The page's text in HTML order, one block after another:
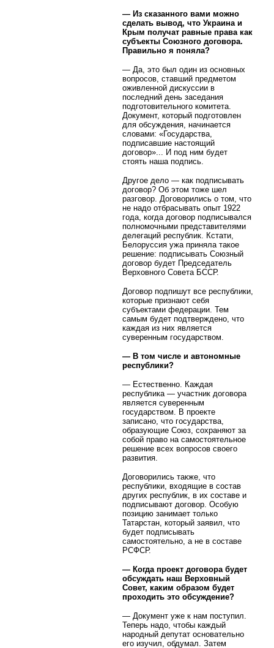
— Из сказанного вами можно
сделать вывод, что Украина и
Крым получат равные права как
субъекты Союзного договора.
Правильно я поняла?
— Да, это был один из основных
вопросов, ставший предметом
оживленной дискуссии в
последний день заседания
подготовительного комитета.
Документ, который подготовлен
для обсуждения, начинается
словами: «Государства,
подписавшие настоящий
договор»... И под ним будет
стоять наша подпись.
Другое дело — как подписывать
договор? Об этом тоже шел
разговор. Договорились о том, что
не надо отбрасывать опыт 1922
года, когда договор подписывался
полномочными представителями
делегаций республик. Кстати,
Белоруссия ужа приняла такое
решение: подписывать Союзный
договор будет Председатель
Верховного Совета БССР.
Договор подпишут все республики,
которые признают себя
субъектами федерации. Тем
самым будет подтверждено, что
каждая из них является
суверенным государством.
— В том числе и автономные
республики?
— Естественно. Каждая
республика — участник договора
является суверенным
государством. В проекте
записано, что государства,
образующие Союз, сохраняют за
собой право на самостоятельное
решение всех вопросов своего
развития.
Договорились также, что
республики, входящие в состав
других республик, в их составе и
подписывают договор. Особую
позицию занимает только
Татарстан, который заявил, что
будет подписывать
самостоятельно, а не в составе
РСФСР.
— Когда проект договора будет
обсуждать наш Верховный
Совет, каким образом будет
проходить это обсуждение?
— Документ уже к нам поступил.
Теперь надо, чтобы каждый
народный депутат основательно
его изучил, обдумал. Затем